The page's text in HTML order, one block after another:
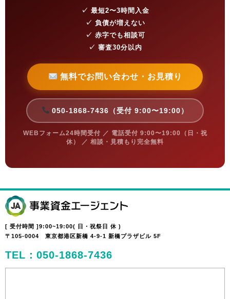
✓ 最短2〜3時間入金
✓ 負債が増えない
✓ 赤字でも相談可
✓ 審査30分以内
無料でお問い合わせ・お見積り
050-1868-7436（受付 9:00〜19:00）
WEBフォーム24時間受付 ／ 電話受付 9:00〜19:00（日・祝
休） ／ 相談・見積もり完全無料
[ 受付時間 ]9:00~19:00( 日・祝祭日 休 )
〒105-0004 東京都港区新橋 4-9-1 新橋プラザビル 5F
TEL：050-1868-7436